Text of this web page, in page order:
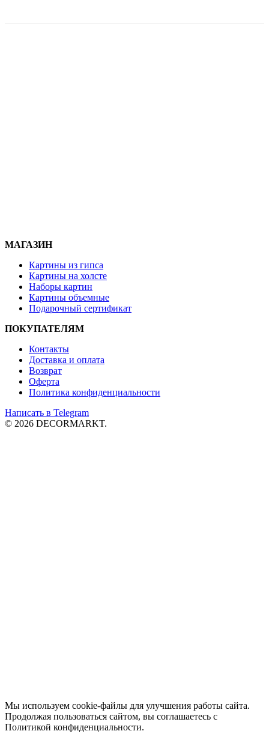
МАГАЗИН
Картины из гипса
Картины на холсте
Наборы картин
Картины объемные
Подарочный сертификат
ПОКУПАТЕЛЯМ
Контакты
Доставка и оплата
Возврат
Оферта
Политика конфиденциальности
Написать в Telegram
© 2026 DECORMARKT.
Мы используем cookie-файлы для улучшения работы сайта.
Продолжая пользоваться сайтом, вы соглашаетесь с
Политикой конфиденциальности.